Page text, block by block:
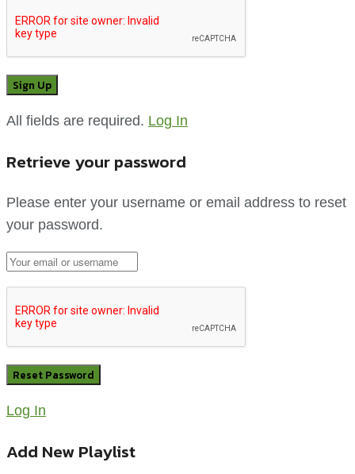
All fields are required. Log In
Retrieve your password
Please enter your username or email address to reset
your password.
Log In
Add New Playlist